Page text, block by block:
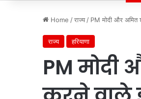
Home /राज्य / PM मोदी और अमित
राज्य हरियाणा
PM मोदी